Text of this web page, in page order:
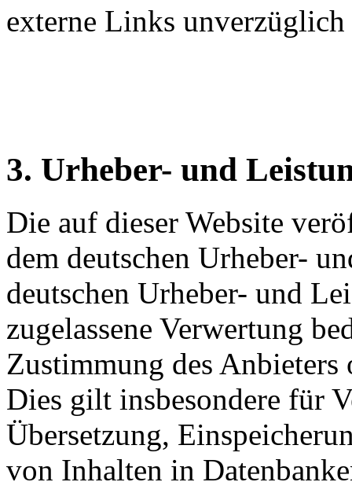
externe Links unverzüglich
3. Urheber- und
Die auf dieser Website
dem deutschen Urheber-
deutschen Urheber- und
zugelassene Verwertung
Zustimmung des
Dies gilt insbesondere für
Übersetzung,
von Inhalten in